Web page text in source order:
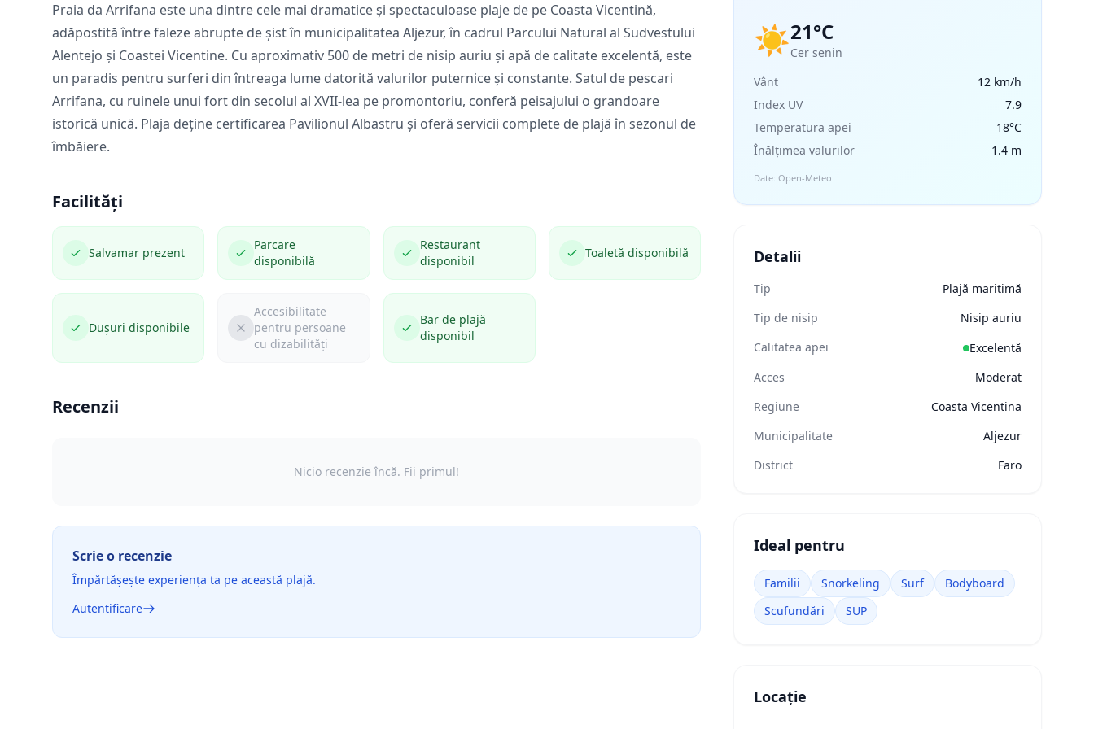
Praia da Arrifana este una dintre cele mai dramatice și spectaculoase plaje de pe Coasta Vicentină,
adăpostită între faleze abrupte de șist în municipalitatea Aljezur, în cadrul Parcului Natural al Sudvestului
Alentejo și Coastei Vicentine. Cu aproximativ 500 de metri de nisip auriu și apă de calitate excelentă, este
un paradis pentru surferi din întreaga lume datorită valurilor puternice și constante. Satul de pescari
Arrifana, cu ruinele unui fort din secolul al XVII-lea pe promontoriu, conferă peisajului o grandoare
istorică unică. Plaja deține certificarea Pavilionul Albastru și oferă servicii complete de plajă în sezonul de
îmbăiere.
Facilități
Salvamar prezent
Parcare
disponibilă
Restaurant
disponibil
Toaletă disponibilă
Dușuri disponibile
Accesibilitate
pentru persoane
cu dizabilități
Bar de plajă
disponibil
Recenzii
Nicio recenzie încă. Fii primul!
Scrie o recenzie
Împărtășește experiența ta pe această plajă.
Autentificare
☀️21°C
Cer senin
Vânt
12 km/h
Index UV
7.9
Temperatura apei
18°C
Înălțimea valurilor
1.4 m
Date: Open-Meteo
Detalii
Tip
Plajă maritimă
Tip de nisip
Nisip auriu
Calitatea apei
Excelentă
Acces
Moderat
Regiune
Coasta Vicentina
Municipalitate
Aljezur
District
Faro
Ideal pentru
Familii Snorkeling Surf
Bodyboard
Scufundări
SUP
Locație